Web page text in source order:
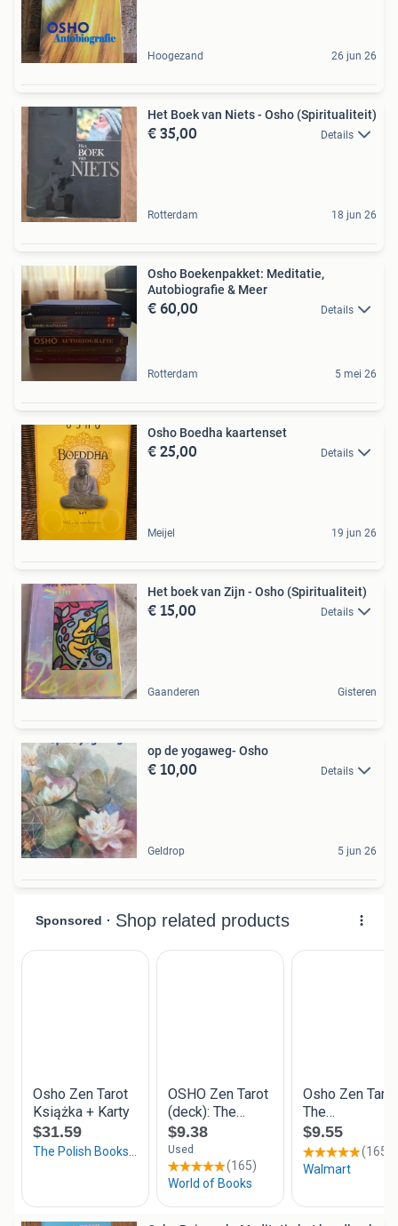
Hoogezand 26 jun 26
Het Boek van Niets - Osho (Spiritualiteit)
€ 35,00 Details
Rotterdam 18 jun 26
Osho Boekenpakket: Meditatie,
Autobiografie & Meer
€ 60,00 Details
Rotterdam 5 mei 26
Osho Boedha kaartenset
€ 25,00 Details
Meijel 19 jun 26
Het boek van Zijn - Osho (Spiritualiteit)
€ 15,00 Details
Gaanderen Gisteren
op de yogaweg- Osho
€ 10,00 Details
Geldrop 5 jun 26